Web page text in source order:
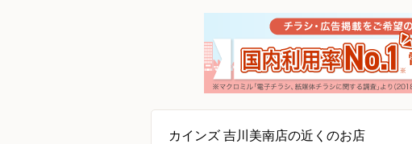
カインズ 吉川美南店の近くのお店